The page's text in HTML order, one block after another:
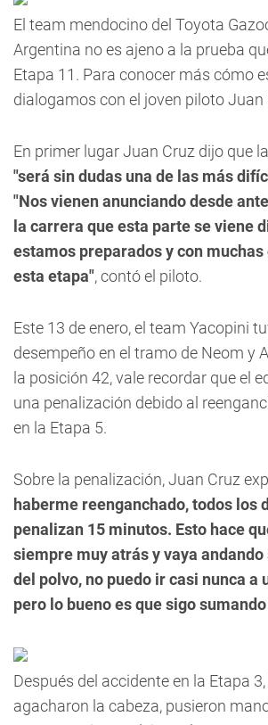
El team mendocino del Toyota
Argentina no es ajeno a la prueba
Etapa 11. Para conocer más cómo
dialogamos con el joven piloto Juan
En primer lugar Juan Cruz dijo que
"será sin dudas una de las más
"Nos vienen anunciando desde
la carrera que esta parte se viene
estamos preparados y con
esta etapa", contó el piloto.
Este 13 de enero, el team Yacopini
desempeño en el tramo de Neom y
la posición 42, vale recordar que el
una penalización debido al
en la Etapa 5.
Sobre la penalización, Juan Cruz
haberme reenganchado, todos los
penalizan 15 minutos. Esto hace
siempre muy atrás y vaya
del polvo, no puedo ir casi nunca a
pero lo bueno es que sigo
Después del accidente en la Etapa
agacharon la cabeza, pusieron